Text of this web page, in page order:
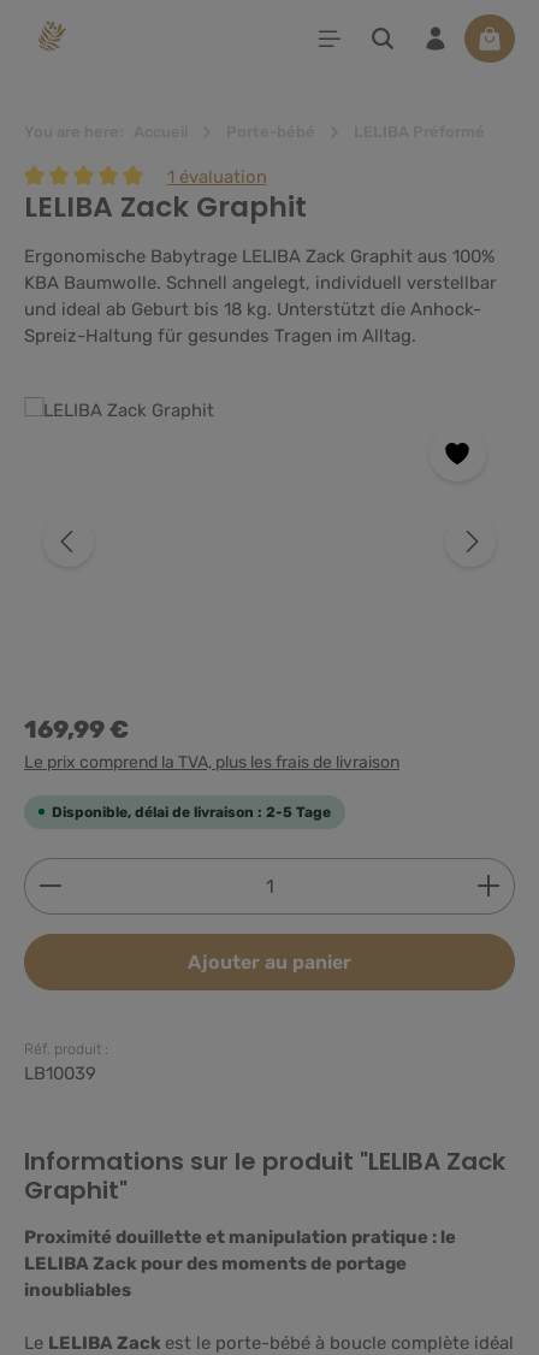
principal Le
Note moyenne de 5 sur 5 étoiles
1 évaluation
LELIBA Zack Graphit
Ergonomische Babytrage LELIBA Zack Graphit aus 100%
KBA Baumwolle. Schnell angelegt, individuell verstellbar
und ideal ab Geburt bis 18 kg. Unterstützt die Anhock-
Spreiz-Haltung für gesundes Tragen im Alltag.
Ignorer la galerie d'images
169,99 €
Le prix comprend la TVA, plus les frais de livraison
Disponible, délai de livraison : 2-5 Tage
Quantité de produit : Entrez la quantité
Ajouter au panier
Réf. produit :
LB10039
Informations sur le produit "LELIBA Zack
Graphit"
Proximité douillette et manipulation pratique : le
LELIBA Zack pour des moments de portage
inoubliables
Le LELIBA Zack est le porte-bébé à boucle complète idéal